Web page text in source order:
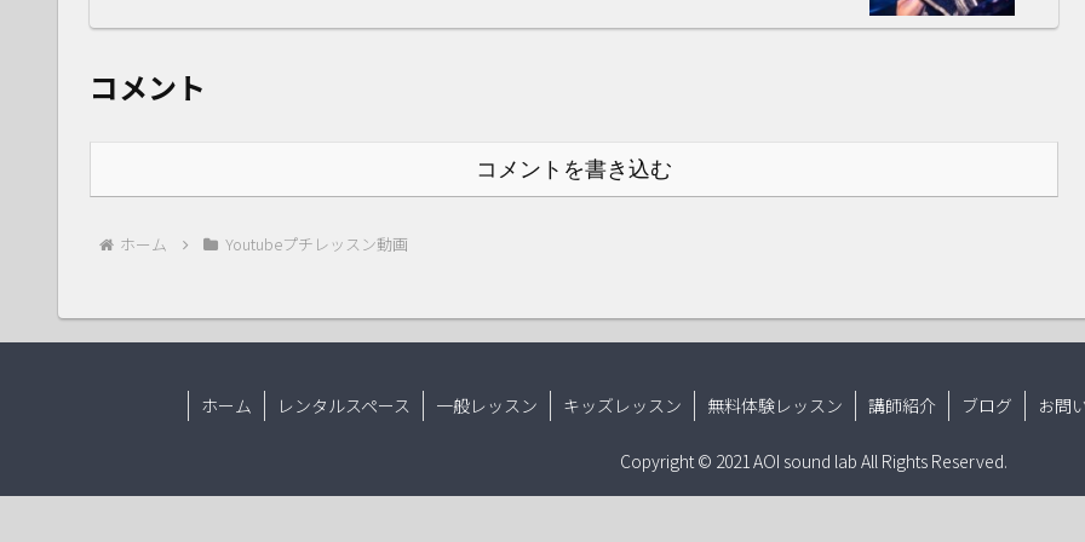
コメント
コメントを書き込む
ホーム Youtubeプチレッスン動画
ホーム レンタルスペース 一般レッスン キッズレッスン 無料体験レッスン 講師紹介 ブログ お問
Copyright © 2021 AOI sound lab All Rights Reserved.